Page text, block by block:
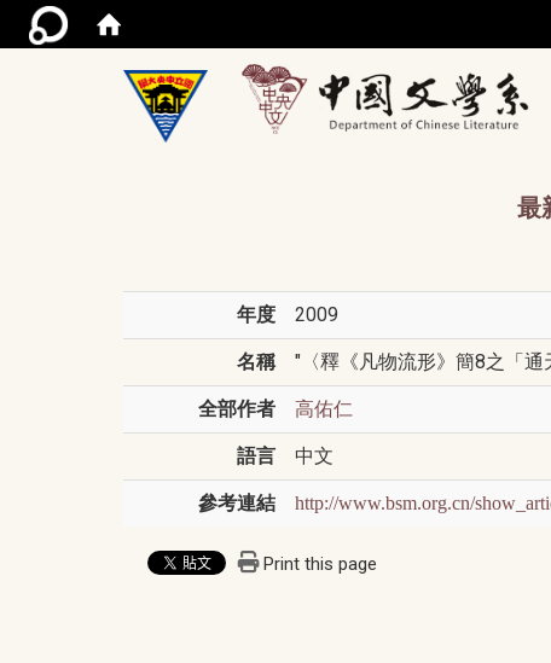
最
年度 2009
名稱 "〈釋《凡物流形》簡8之「
全部作者 高佑仁
語言 中文
參考連結 http://www.bsm.org.cn/
Print this page